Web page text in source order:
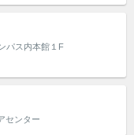
パス内本館１F
センター